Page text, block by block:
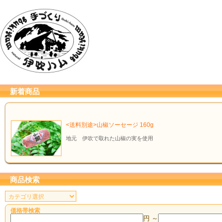
新着商品
<送料別途>山椒ソーセージ 160g
地元 伊吹で取れた山椒の実を使用
商品検索
価格帯検索
円 ～